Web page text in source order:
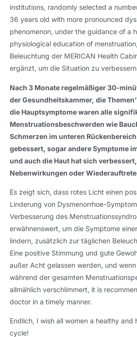
institutions, randomly selected a
36 years old with more pronounced
phenomenon, under the guidance of a
physiological education of menstruation
Beleuchtung der MERICAN Health
ergänzt, um die Situation zu
Nach 3 Monate regelmäßiger 30-
der Gesundheitskammer, die
die Hauptsymptome waren alle
Menstruationsbeschwerden wie
Schmerzen im unteren
gebessert, sogar andere Symptome
und auch die Haut hat sich
Nebenwirkungen oder
Es zeigt sich, dass rotes Licht einen
Linderung von Dysmenorrhoe-
Verbesserung des
erwähnenswert, um die Symptome
lindern, zusätzlich zur täglichen
Eine positive Stimmung und gute
außer Acht gelassen werden, und
während der gesamten
allmählich verschlimmert, it is
doctor in a timely manner.
Endlich, I wish all women a healthy and
cycle!